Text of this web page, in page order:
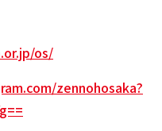
os/
zennohosaka?